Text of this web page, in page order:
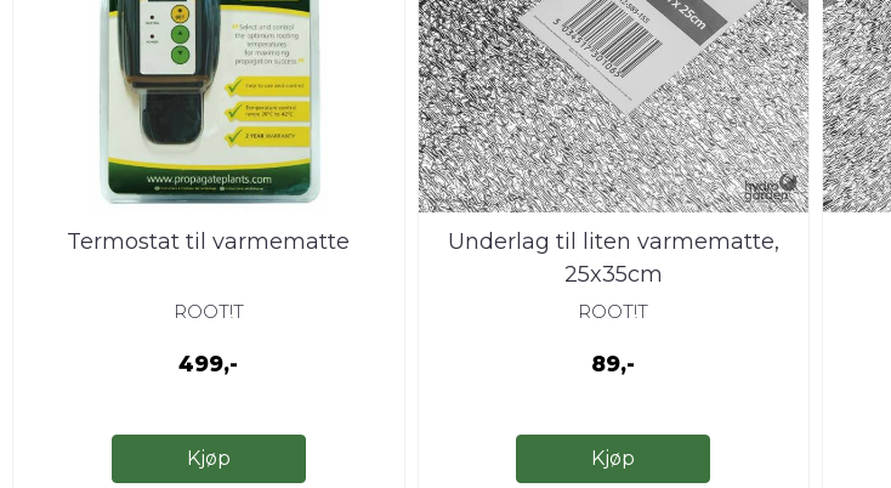
Termostat til varmematte
ROOT!T
499,-
Kjøp
Underlag til liten varmematte,
25x35cm
ROOT!T
89,-
Kjøp